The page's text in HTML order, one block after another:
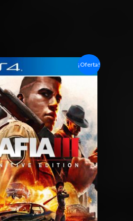
¡Oferta!
Rango
de
precios:
desde
$6.03
hasta
$10.03